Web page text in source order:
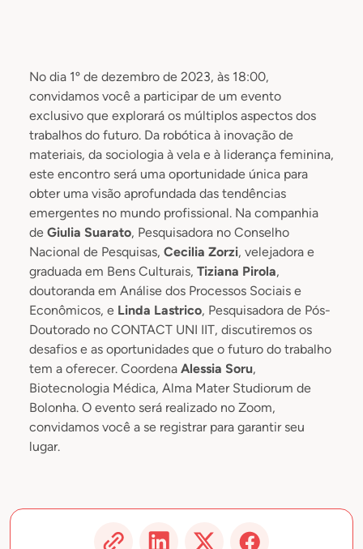
No dia 1º de dezembro de 2023, às 18:00,
convidamos você a participar de um evento
exclusivo que explorará os múltiplos aspectos dos
trabalhos do futuro. Da robótica à inovação de
materiais, da sociologia à vela e à liderança feminina,
este encontro será uma oportunidade única para
obter uma visão aprofundada das tendências
emergentes no mundo profissional. Na companhia
de Giulia Suarato, Pesquisadora no Conselho
Nacional de Pesquisas, Cecilia Zorzi, velejadora e
graduada em Bens Culturais, Tiziana Pirola,
doutoranda em Análise dos Processos Sociais e
Econômicos, e Linda Lastrico, Pesquisadora de Pós-
Doutorado no CONTACT UNI IIT, discutiremos os
desafios e as oportunidades que o futuro do trabalho
tem a oferecer. Coordena Alessia Soru,
Biotecnologia Médica, Alma Mater Studiorum de
Bolonha. O evento será realizado no Zoom,
convidamos você a se registrar para garantir seu
lugar.